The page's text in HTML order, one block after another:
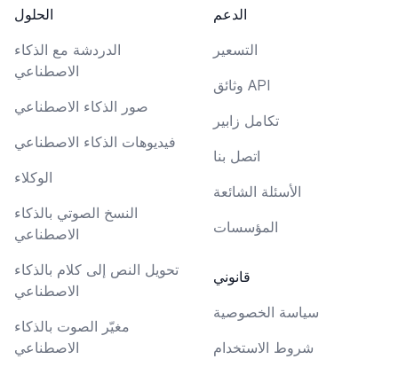
الحلول
الدردشة مع الذكاء
الاصطناعي
صور الذكاء الاصطناعي
فيديوهات الذكاء الاصطناعي
الوكلاء
النسخ الصوتي بالذكاء
الاصطناعي
تحويل النص إلى كلام بالذكاء
الاصطناعي
مغيّر الصوت بالذكاء
الاصطناعي
الدعم
التسعير
وثائق API
تكامل زابير
اتصل بنا
الأسئلة الشائعة
المؤسسات
قانوني
سياسة الخصوصية
شروط الاستخدام